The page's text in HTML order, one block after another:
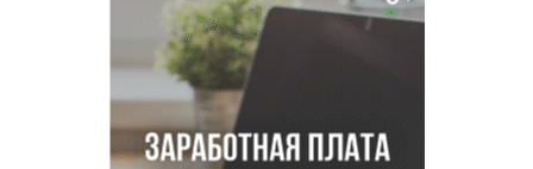
В Новосибирске врачи прооперировали 25 тысяч
пациентов с катарактой
Знаменитый орангутан Бату отметил юбилей в
новосибирском зоопарке